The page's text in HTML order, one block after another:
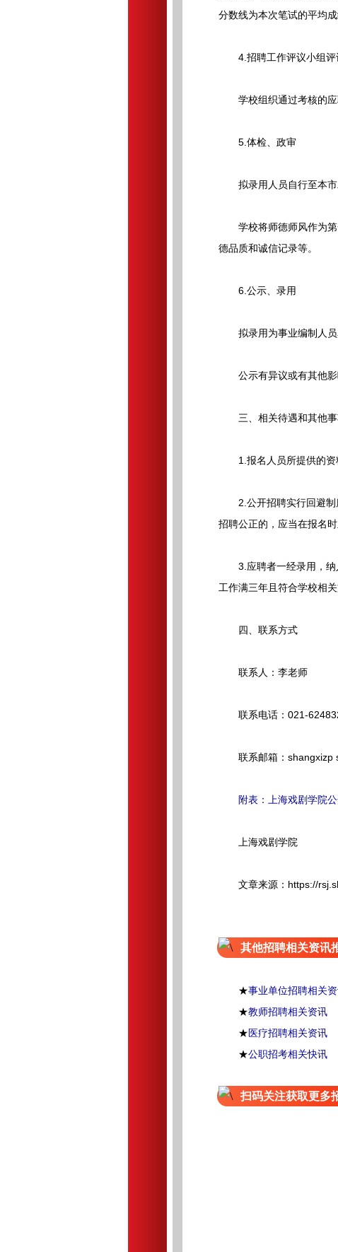
分数线为本次笔试的平均
4.招聘工作评议小组评
学校组织通过考核的应
5.体检、政审
拟录用人员自行至本市
学校将师德师风作为第
德品质和诚信记录等。
6.公示、录用
拟录用为事业编制人员
公示有异议或有其他影
三、相关待遇和其他事
1.报名人员所提供的资料
2.公开招聘实行回避制
招聘公正的，应当在报名
3.应聘者一经录用，纳
工作满三年且符合学校相
四、联系方式
联系人：李老师
联系电话：021-
联系邮箱：shangxizp
附表：上海戏剧学院
上海戏剧学院
文章来源：https://
其他招聘相关资讯
★事业单位招聘相关
★教师招聘相关资讯
★医疗招聘相关资讯
★公职招考相关快讯
扫码关注获取更多